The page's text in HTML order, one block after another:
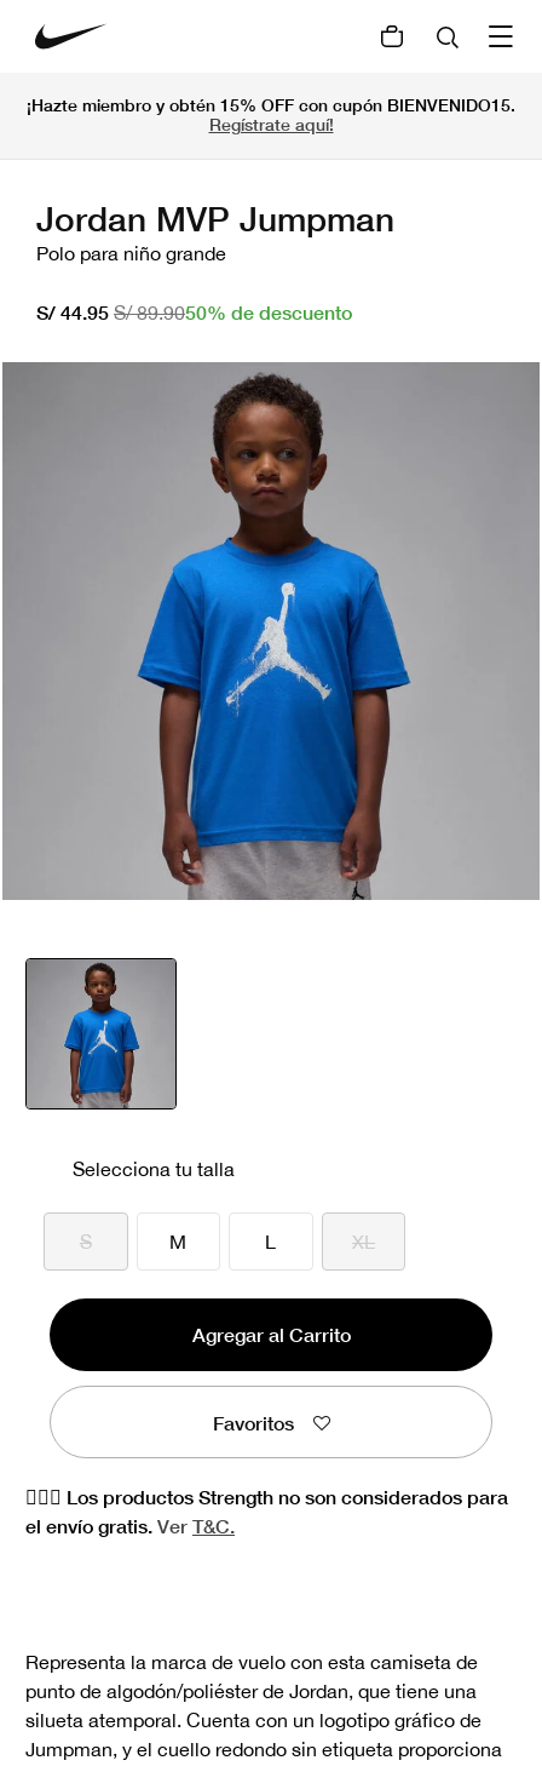
¡Hazte miembro y obtén 15% OFF con cupón BIENVENIDO15.
Regístrate aquí!
Jordan MVP Jumpman
Polo para niño grande
S/ 44.95 S/ 89.9050% de descuento
Selecciona tu talla
S M L XL
Agregar al Carrito
Favoritos
🏋🏻‍♀️ Los productos Strength no son considerados para
el envío gratis. Ver T&C.
Representa la marca de vuelo con esta camiseta de
punto de algodón/poliéster de Jordan, que tiene una
silueta atemporal. Cuenta con un logotipo gráfico de
Jumpman, y el cuello redondo sin etiqueta proporciona